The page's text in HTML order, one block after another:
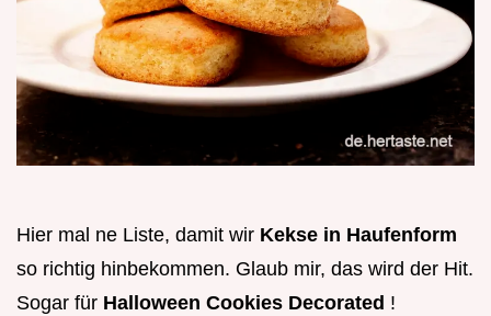
Hier mal ne Liste, damit wir Kekse in Haufenform
so richtig hinbekommen. Glaub mir, das wird der Hit.
Sogar für Halloween Cookies Decorated !